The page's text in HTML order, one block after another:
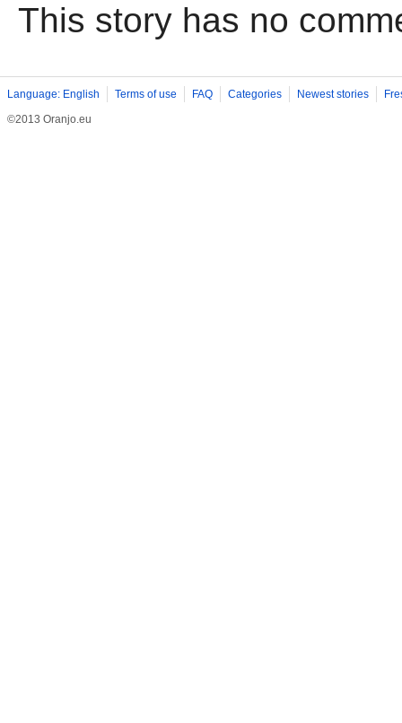
This story has no
Language: English Terms of use FAQ Categories Newest stories
©2013 Oranjo.eu